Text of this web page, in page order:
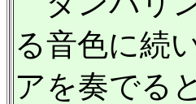
る音色に続
アを奏でる